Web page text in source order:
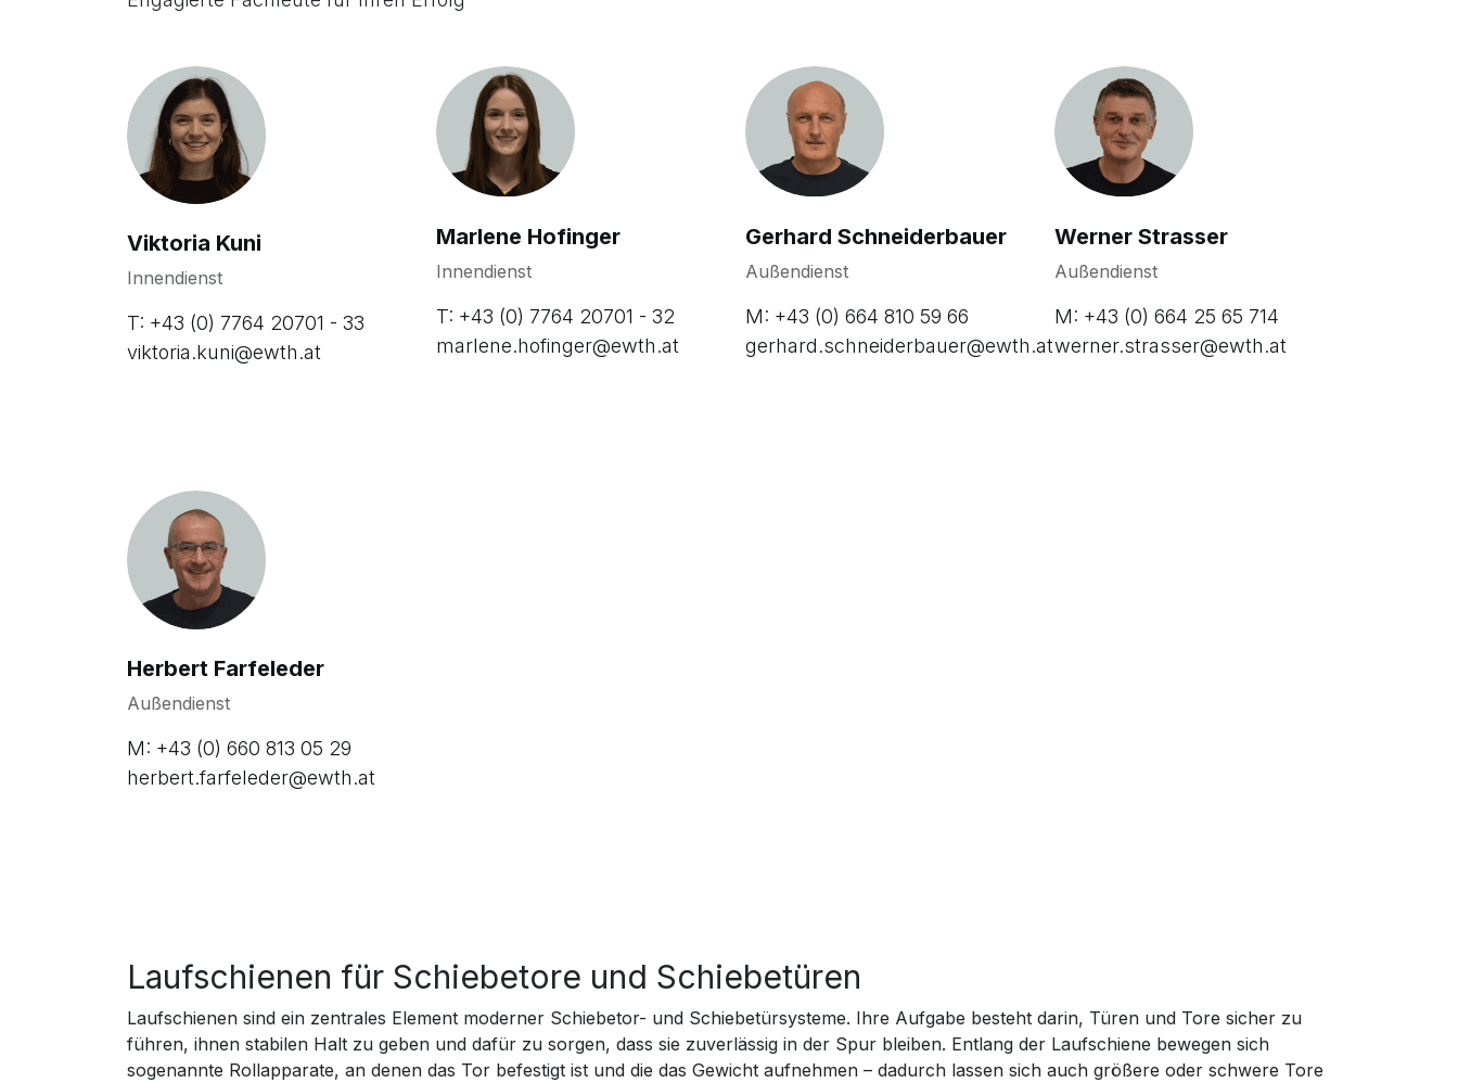
Viktoria Kuni
Innendienst
T: +43 (0) 7764 20701 - 33
viktoria.kuni@ewth.at
Marlene Hofinger
Innendienst
T: +43 (0) 7764 20701 - 32
marlene.hofinger@ewth.at
Gerhard Schneiderbauer
Außendienst
M: +43 (0) 664 810 59 66
gerhard.schneiderbauer@ewth.at
Werner Strasser
Außendienst
M: +43 (0) 664 25 65 714
werner.strasser@ewth.at
Herbert Farfeleder
Außendienst
M: +43 (0) 660 813 05 29
herbert.farfeleder@ewth.at
Laufschienen für Schiebetore und Schiebetüren
Laufschienen sind ein zentrales Element moderner Schiebetor- und Schiebetürsysteme. Ihre Aufgabe besteht darin, Türen und Tore sicher zu
führen, ihnen stabilen Halt zu geben und dafür zu sorgen, dass sie zuverlässig in der Spur bleiben. Entlang der Laufschiene bewegen sich
sogenannte Rollapparate, an denen das Tor befestigt ist und die das Gewicht aufnehmen – dadurch lassen sich auch größere oder schwere Tore